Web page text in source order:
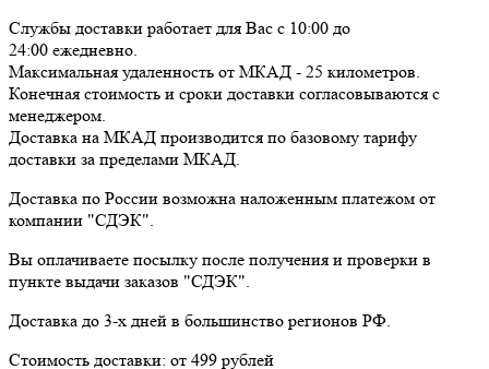
Службы доставки работает для Вас с 10:00 до
24:00 ежедневно
Максимальная удаленность от МКАД - 25 километров
Конечная стоимость и сроки доставки согласовываются с
менеджером.
Доставка на МКАД производится по базовому тарифу
доставки за пределами МКАД.
Доставка по России возможна наложенным платежом от
компании "СДЭК".
Вы оплачиваете посылку после получения и проверки в
пункте выдачи заказов "СДЭК".
Доставка до 3-х дней в большинство регионов РФ.
Стоимость доставки: от 499 рублей